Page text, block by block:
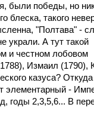
были победы, но
блеска, такого
"Полтава" -
украли. А тут такой
и честном лобовом
Измаил (1790),
казуса?
элементарный -
годы 2,3,5,6... В